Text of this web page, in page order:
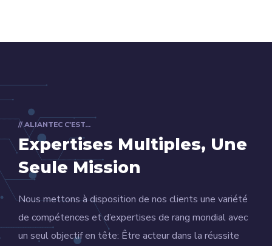
// ALIANTEC C'EST...
Expertises Multiples, Une
Seule Mission
Nous mettons à disposition de nos clients une variété
de compétences et d’expertises de rang mondial avec
un seul objectif en tête: Être acteur dans la réussite